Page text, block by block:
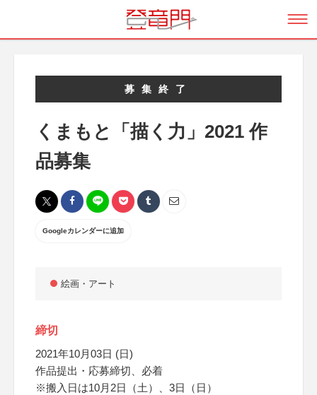
募集終了
くまもと「描く力」2021 作
品募集
Googleカレンダーに追加
絵画・アート
締切
2021年10月03日 (日)
作品提出・応募締切、必着
※搬入日は10月2日（土）、3日（日）